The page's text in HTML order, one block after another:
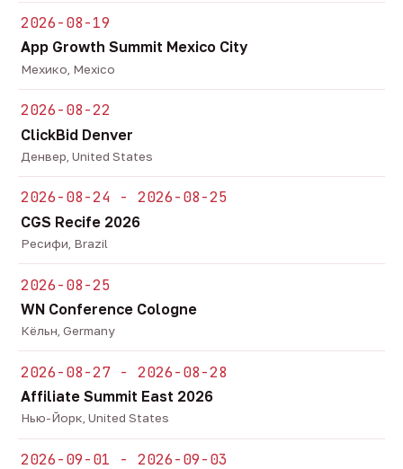
2026-08-19
App Growth Summit Mexico City
Мехико, Mexico
2026-08-22
ClickBid Denver
Денвер, United States
2026-08-24 - 2026-08-25
CGS Recife 2026
Ресифи, Brazil
2026-08-25
WN Conference Cologne
Кёльн, Germany
2026-08-27 - 2026-08-28
Affiliate Summit East 2026
Нью-Йорк, United States
2026-09-01 - 2026-09-03